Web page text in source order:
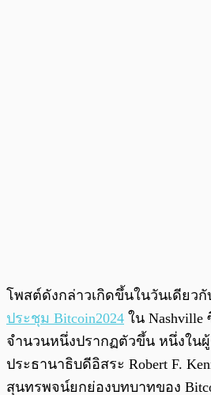
โพสต์ดังกล่าวเกิดขึ้นในวันเดียว
ประชุม Bitcoin2024 ใน Nashville
จำนวนหนึ่งปรากฏตัวขึ้น หนึ่งใน
ประธานาธิบดีอิสระ Robert F.
สุนทรพจน์ยกย่องบทบาทของ